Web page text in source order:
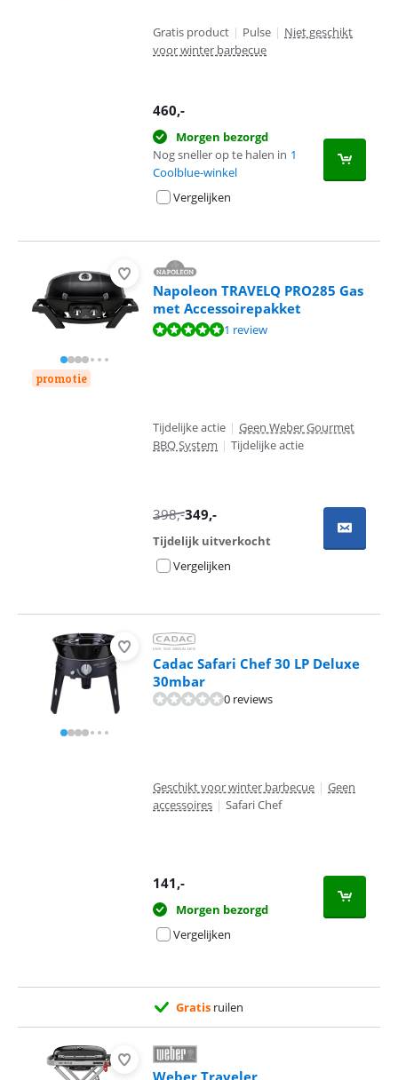
Gratis product | Pulse | Niet geschikt
voor winter barbecue
460,-
Morgen bezorgd
Nog sneller op te halen in 1
Coolblue-winkel
Vergelijken
promotie
Napoleon TRAVELQ PRO285 Gas
met Accessoirepakket
Beoordeling is 10 van de 10, gebaseerd op 1 review.
1 review
Tijdelijke actie | Geen Weber Gourmet
BBQ System | Tijdelijke actie
398,-349,-
Tijdelijk uitverkocht
Vergelijken
Cadac Safari Chef 30 LP Deluxe
30mbar
0 reviews
Geschikt voor winter barbecue | Geen
accessoires | Safari Chef
141,-
Morgen bezorgd
Vergelijken
Gratis ruilen
Weber Traveler